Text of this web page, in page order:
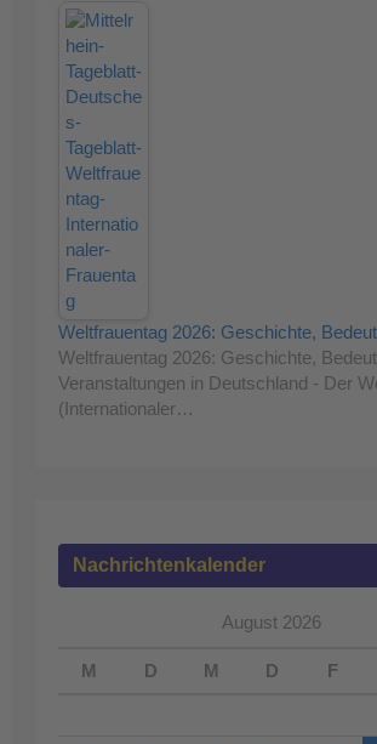
Weltfrauentag 2026: Geschichte,
Weltfrauentag 2026: Geschichte,
Veranstaltungen in Deutschland - Der
(Internationaler…
Nachrichtenkalender
August 2026
M D M D F